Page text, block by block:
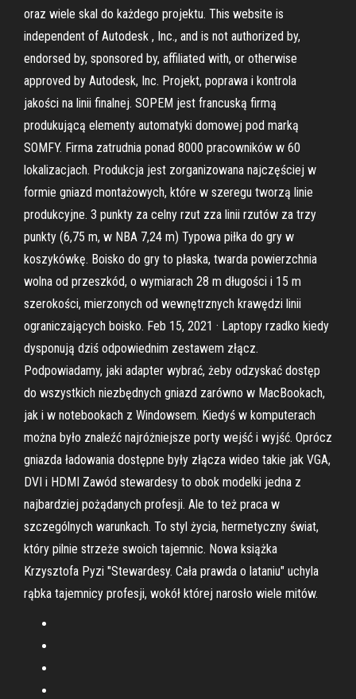
oraz wiele skal do każdego projektu. This website is
independent of Autodesk , Inc., and is not authorized by,
endorsed by, sponsored by, affiliated with, or otherwise
approved by Autodesk, Inc. Projekt, poprawa i kontrola
jakości na linii finalnej. SOPEM jest francuską firmą
produkującą elementy automatyki domowej pod marką
SOMFY. Firma zatrudnia ponad 8000 pracowników w 60
lokalizacjach. Produkcja jest zorganizowana najczęściej w
formie gniazd montażowych, które w szeregu tworzą linie
produkcyjne. 3 punkty za celny rzut zza linii rzutów za trzy
punkty (6,75 m, w NBA 7,24 m) Typowa piłka do gry w
koszykówkę. Boisko do gry to płaska, twarda powierzchnia
wolna od przeszkód, o wymiarach 28 m długości i 15 m
szerokości, mierzonych od wewnętrznych krawędzi linii
ograniczających boisko. Feb 15, 2021 · Laptopy rzadko kiedy
dysponują dziś odpowiednim zestawem złącz.
Podpowiadamy, jaki adapter wybrać, żeby odzyskać dostęp
do wszystkich niezbędnych gniazd zarówno w MacBookach,
jak i w notebookach z Windowsem. Kiedyś w komputerach
można było znaleźć najróżniejsze porty wejść i wyjść. Oprócz
gniazda ładowania dostępne były złącza wideo takie jak VGA,
DVI i HDMI Zawód stewardesy to obok modelki jedna z
najbardziej pożądanych profesji. Ale to też praca w
szczególnych warunkach. To styl życia, hermetyczny świat,
który pilnie strzeże swoich tajemnic. Nowa książka
Krzysztofa Pyzi "Stewardesy. Cała prawda o lataniu" uchyla
rąbka tajemnicy profesji, wokół której narosło wiele mitów.